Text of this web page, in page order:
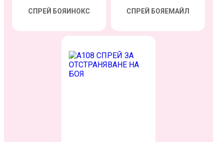
СПРЕЙ БОЯИНОКС СПРЕЙ БОЯЕМАЙЛ